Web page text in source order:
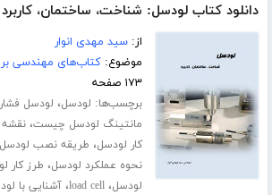
دانلود کتاب لودسل: شناخت، ساختمان، کاربرد
از:سید مهدی انوار
موضوع:کتاب‌های مهندسی
۱۷۳ صفحه
برچسب‌ها: لودسل، لودسل
مانتینگ لودسل چیست،
کار لودسل، طریقه نصب لودسل
نحوه عملکرد لودسل، طرز کار
لودسل،load cell،آشنایی با